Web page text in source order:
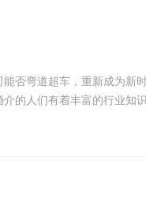
否弯道超车，重新成为
的人们有着丰富的行业知